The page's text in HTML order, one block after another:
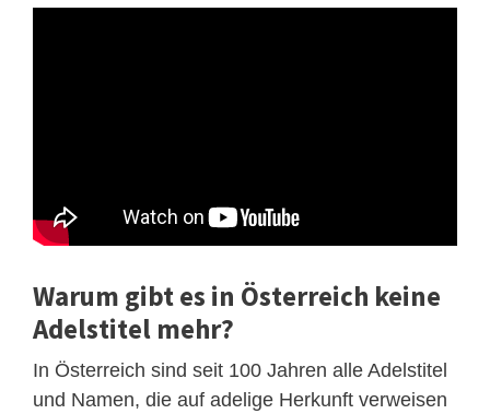
Warum gibt es in Österreich keine
Adelstitel mehr?
In Österreich sind seit 100 Jahren alle Adelstitel
und Namen, die auf adelige Herkunft verweisen